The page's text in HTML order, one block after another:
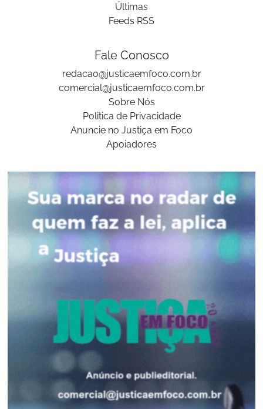
Últimas
Feeds RSS
Fale Conosco
redacao@justicaemfoco.com.br
comercial@justicaemfoco.com.br
Sobre Nós
Politica de Privacidade
Anuncie no Justiça em Foco
Apoiadores